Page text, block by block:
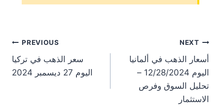
PREVIOUS
سعر الذهب في تركيا
اليوم 27 ديسمبر 2024
NEXT
أسعار الذهب في ألمانيا
اليوم 12/28/2024 –
تحليل السوق وفرص
الاستثمار